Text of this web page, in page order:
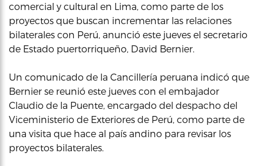
comercial y cultural en Lima, como parte de los
proyectos que buscan incrementar las relaciones
bilaterales con Perú, anunció este jueves el secretario
de Estado puertorriqueño, David Bernier.
Un comunicado de la Cancillería peruana indicó que
Bernier se reunió este jueves con el embajador
Claudio de la Puente, encargado del despacho del
Viceministerio de Exteriores de Perú, como parte de
una visita que hace al país andino para revisar los
proyectos bilaterales.